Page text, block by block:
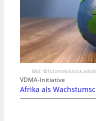
Bild: ©fotomek/
VDMA-Initiative
Afrika als